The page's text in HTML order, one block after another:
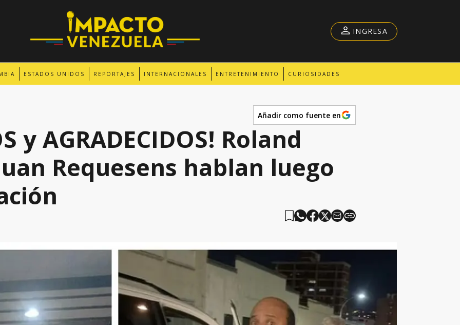
ESTADOS UNIDOS REPORTAJES INTERNACIONALES ENTRETENIMIENTO CURIOSIDADES
INGRESA
Añadir como fuente en
y AGRADECIDOS! Roland
Requesens hablan luego